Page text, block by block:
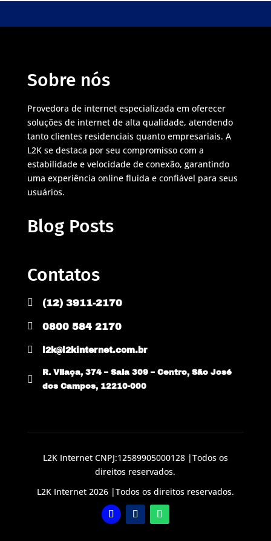
Sobre nós
Provedora de internet especializada em oferecer
soluções de internet de alta qualidade, atendendo
tanto clientes residenciais quanto empresariais. A
L2K se destaca por seu compromisso com a
estabilidade e velocidade de conexão, garantindo
uma experiência online fluida e confiável para seus
usuários.
Blog Posts
Contatos
 (12) 3911-2170
 0800 584 2170
 l2k@l2kinternet.com.br

R. Vilaça, 374 – Sala 309 – Centro, São José
dos Campos, 12210-000
L2K Internet CNPJ:12589905000128 |Todos os
direitos reservados.
L2K Internet 2026 |Todos os direitos reservados.